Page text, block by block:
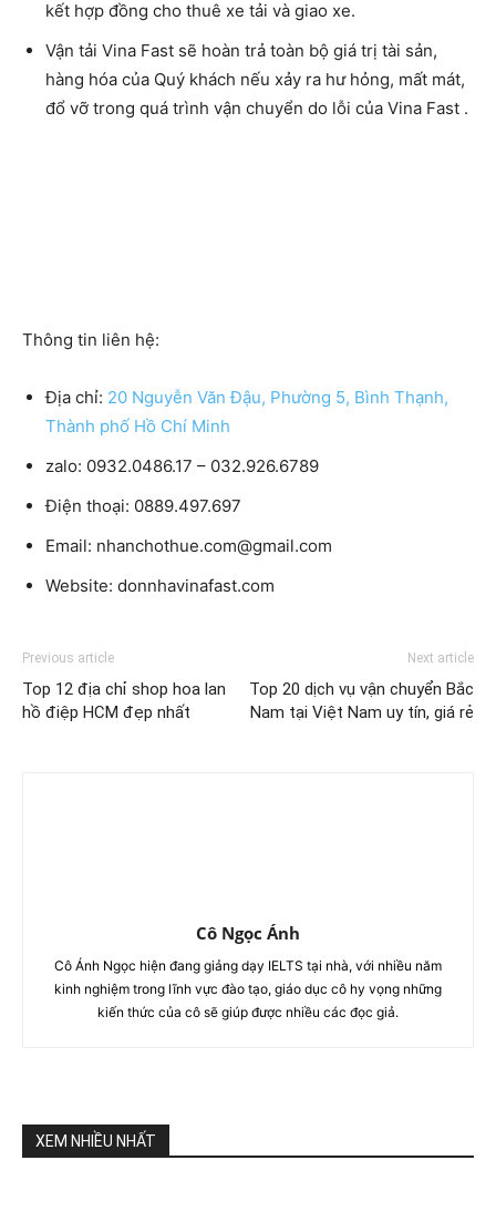
kết hợp đồng cho thuê xe tải và giao xe.
Vận tải Vina Fast sẽ hoàn trả toàn bộ giá trị tài sản,
hàng hóa của Quý khách nếu xảy ra hư hỏng, mất mát,
đổ vỡ trong quá trình vận chuyển do lỗi của Vina Fast .
Thông tin liên hệ:
Địa chỉ: 20 Nguyễn Văn Đậu, Phường 5, Bình Thạnh,
Thành phố Hồ Chí Minh
zalo: 0932.0486.17 – 032.926.6789
Điện thoại: 0889.497.697
Email: nhanchothue.com@gmail.com
Website: donnhavinafast.com
Previous article
Top 12 địa chỉ shop hoa lan
hồ điệp HCM đẹp nhất
Next article
Top 20 dịch vụ vận chuyển Bắc
Nam tại Việt Nam uy tín, giá rẻ
Cô Ngọc Ánh
Cô Ánh Ngọc hiện đang giảng dạy IELTS tại nhà, với nhiều năm
kinh nghiệm trong lĩnh vực đào tạo, giáo dục cô hy vọng những
kiến thức của cô sẽ giúp được nhiều các đọc giả.
XEM NHIỀU NHẤT